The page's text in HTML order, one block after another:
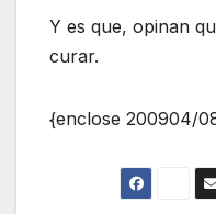
Y es que, opinan
curar.
{enclose 200904/